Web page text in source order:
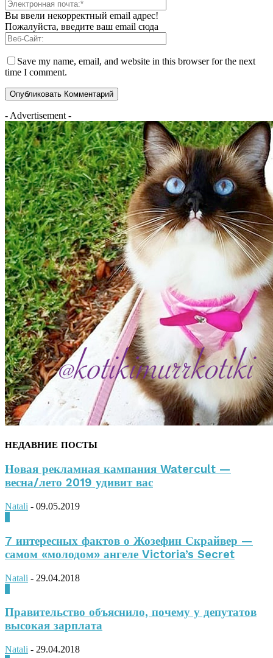
Вы ввели некорректный email адрес!
Пожалуйста, введите ваш email сюда
Save my name, email, and website in this browser for the next
time I comment.
- Advertisement -
НЕДАВНИЕ ПОСТЫ
Новая рекламная кампания Watercult —
весна/лето 2019 удивит вас
Natali - 09.05.2019
7 интересных фактов о Жозефин Скрайвер —
самом «молодом» ангеле Victoria’s Secret
Natali - 29.04.2018
Правительство объяснило, почему у депутатов
высокая зарплата
Natali - 29.04.2018